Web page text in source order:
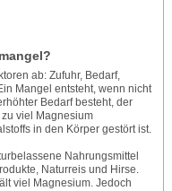
ab: Zufuhr, Bedarf,
Mangel entsteht, wenn nicht
Bedarf besteht, der
viel Magnesium
in den Körper gestört ist.
Nahrungsmittel
Naturreis und Hirse.
viel Magnesium. Jedoch